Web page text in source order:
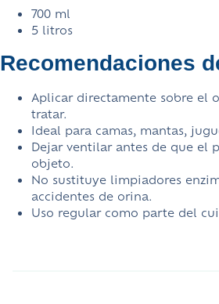
700 ml
5 litros
Recomendaciones
Aplicar directamente sobre el
tratar.
Ideal para camas, mantas,
Dejar ventilar antes de que el
objeto.
No sustituye limpiadores
accidentes de orina.
Uso regular como parte del